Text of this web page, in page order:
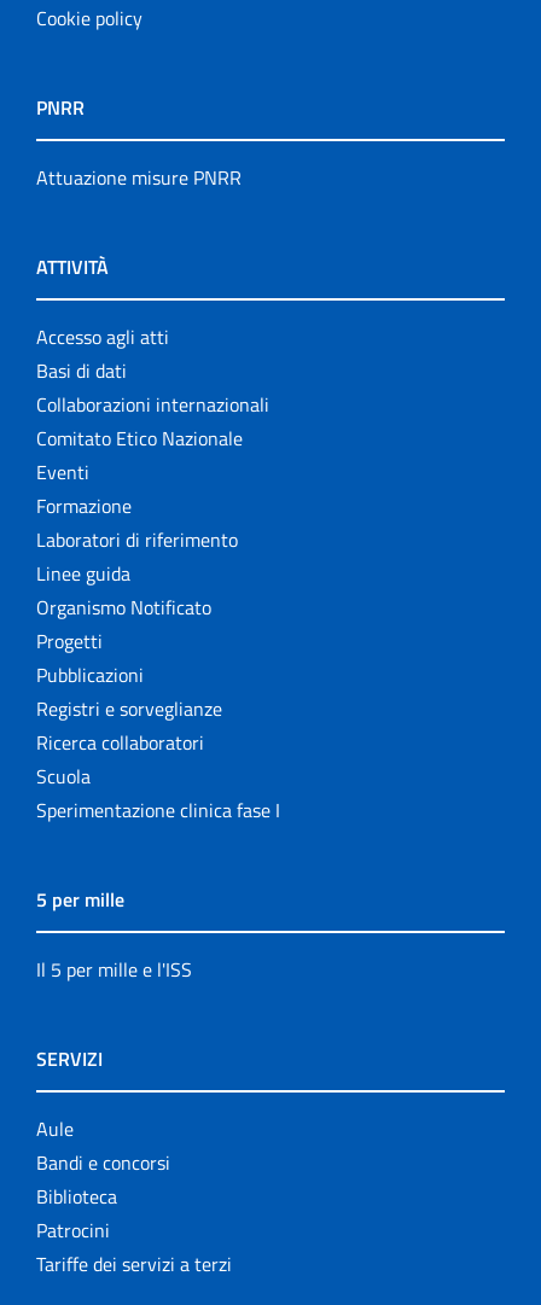
Cookie policy
PNRR
Attuazione misure PNRR
ATTIVITÀ
Accesso agli atti
Basi di dati
Collaborazioni internazionali
Comitato Etico Nazionale
Eventi
Formazione
Laboratori di riferimento
Linee guida
Organismo Notificato
Progetti
Pubblicazioni
Registri e sorveglianze
Ricerca collaboratori
Scuola
Sperimentazione clinica fase I
5 per mille
Il 5 per mille e l'ISS
SERVIZI
Aule
Bandi e concorsi
Biblioteca
Patrocini
Tariffe dei servizi a terzi